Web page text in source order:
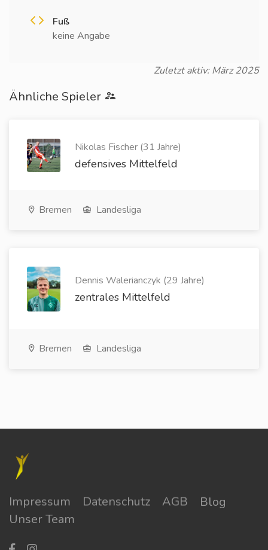
Fuß
keine Angabe
Zuletzt aktiv: März 2025
Ähnliche Spieler
Nikolas Fischer (31 Jahre)
defensives Mittelfeld
Bremen Landesliga
Dennis Walerianczyk (29 Jahre)
zentrales Mittelfeld
Bremen Landesliga
Impressum Datenschutz AGB
Blog
Unser Team